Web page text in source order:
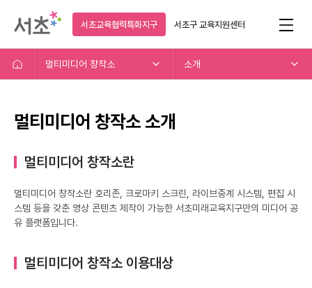
서초교육협력특화지구 서초구교육지원센터
멀티미디어 창작소 소개
멀티미디어 창작소 소개
멀티미디어 창작소란
멀티미디어 창작소란 호리존, 크로마키 스크린, 라이브중계 시스템, 편집 시
스템 등을 갖춘 영상 콘텐츠 제작이 가능한 서초미래교육지구만의 미디어 공
유 플랫폼입니다.
멀티미디어 창작소 이용대상